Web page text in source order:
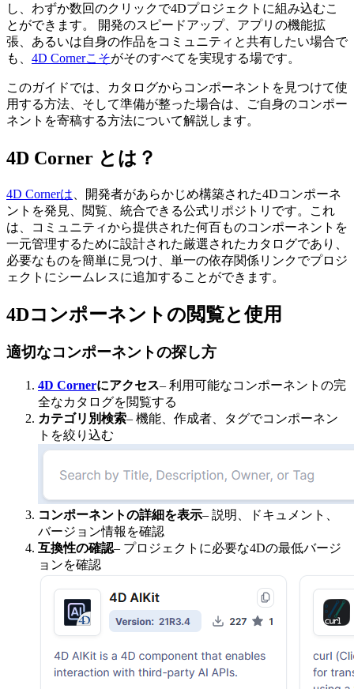
し、わずか数回のクリックで4Dプロジェクトに組み込むこ
とができます。 開発のスピードアップ、アプリの機能拡
張、あるいは自身の作品をコミュニティと共有したい場合で
も、 4D Cornerこそがそのすべてを実現する場です。
このガイドでは、カタログからコンポーネントを見つけて使
用する方法、そして準備が整った場合は、ご自身のコンポー
ネントを寄稿する方法について解説します。
4D Corner とは？
4D Cornerは 、開発者があらかじめ構築された4Dコンポーネ
ントを発見、閲覧、統合できる公式リポジトリです。これ
は、コミュニティから提供された何百ものコンポーネントを
一元管理するために設計された厳選されたカタログであり、
必要なものを簡単に見つけ、単一の依存関係リンクでプロジ
ェクトにシームレスに追加することができます。
4Dコンポーネントの閲覧と使用
適切なコンポーネントの探し方
4D Cornerにアクセス– 利用可能なコンポーネントの完
全なカタログを閲覧する
カテゴリ別検索– 機能、作成者、タグでコンポーネン
トを絞り込む
コンポーネントの詳細を表示– 説明、ドキュメント、
バージョン情報を確認
互換性の確認– プロジェクトに必要な4Dの最低バージ
ョンを確認